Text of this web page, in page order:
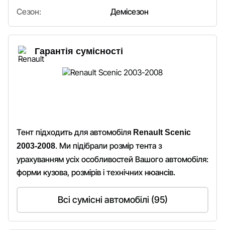
Сезон:
Демісезон
Гарантія сумісності
Тент підходить для автомобіля Renault Scenic
2003-2008. Ми підібрали розмір тента з
урахуванням усіх особливостей Вашого автомобіля:
форми кузова, розмірів і технічних нюансів.
Всі сумісні автомобілі (95)